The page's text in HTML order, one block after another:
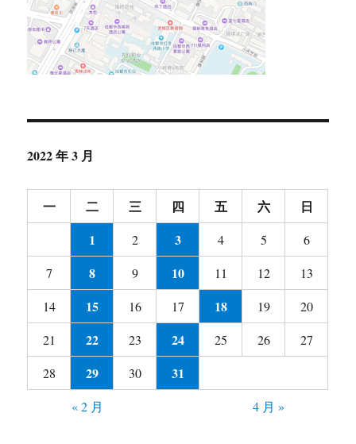
2022 年 3 月
一 二 三 四 五 六
日
1
2 3 4 5
6
7
8 9 10 11 12
13
14
15 16 17 18 19
20
21
22 23 24 25 26
27
28
29 30 31
« 2 月 4 月 »